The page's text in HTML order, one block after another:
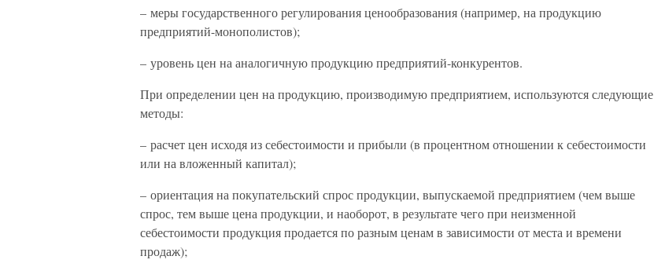
– меры государственного регулирования ценообразования (например, на продукцию
предприятий-монополистов);
– уровень цен на аналогичную продукцию предприятий-конкурентов.
При определении цен на продукцию, производимую предприятием, используются следующие
методы:
– расчет цен исходя из себестоимости и прибыли (в процентном отношении к себестоимости
или на вложенный капитал);
– ориентация на покупательский спрос продукции, выпускаемой предприятием (чем выше
спрос, тем выше цена продукции, и наоборот, в результате чего при неизменной
себестоимости продукция продается по разным ценам в зависимости от места и времени
продаж);